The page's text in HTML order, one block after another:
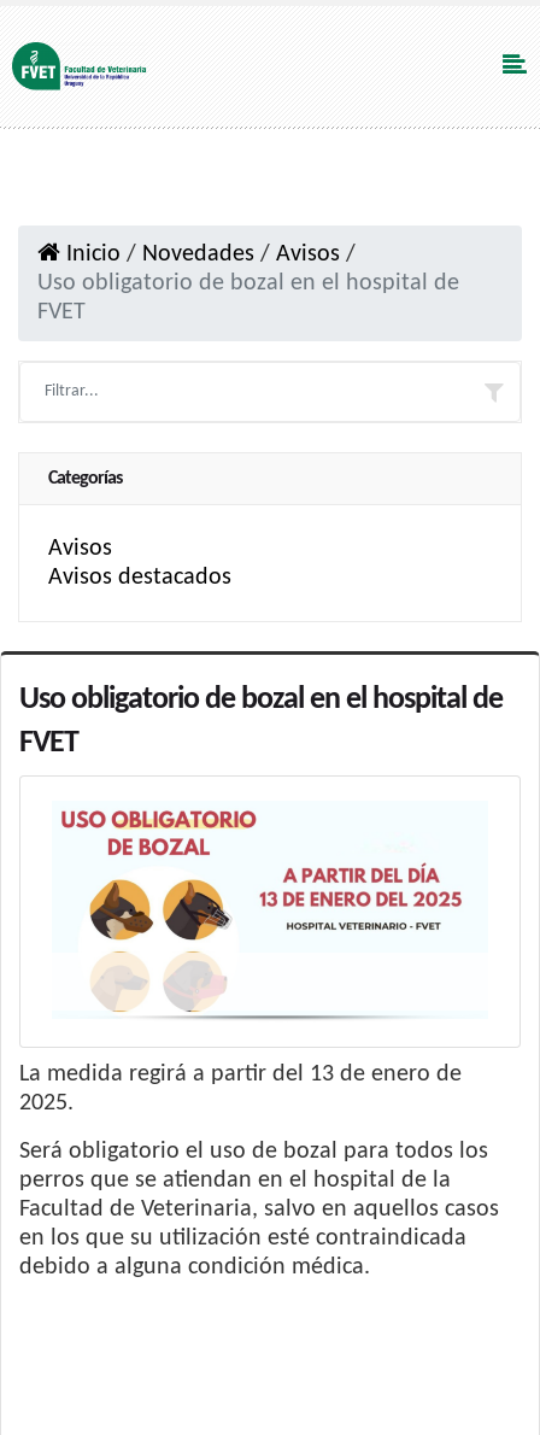
Inicio / Novedades / Avisos /
Uso obligatorio de bozal en el hospital de
FVET
Categorías
Avisos
Avisos destacados
Uso obligatorio de bozal en el hospital de
FVET
La medida regirá a partir del 13 de enero de
2025.
Será obligatorio el uso de bozal para todos los
perros que se atiendan en el hospital de la
Facultad de Veterinaria, salvo en aquellos casos
en los que su utilización esté contraindicada
debido a alguna condición médica.